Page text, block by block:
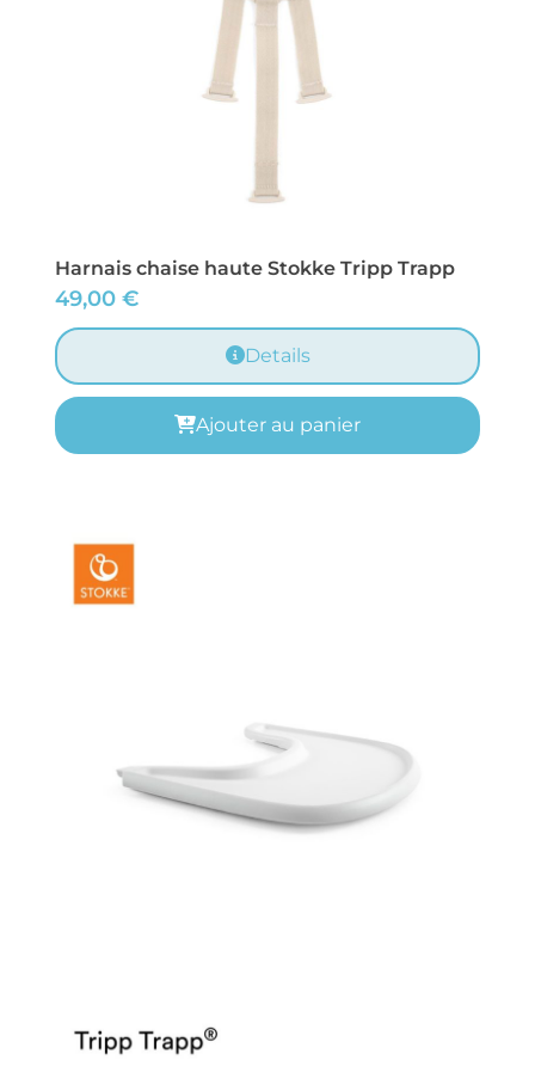
Harnais chaise haute Stokke Tripp Trapp
49,00 €
Details
Ajouter au panier